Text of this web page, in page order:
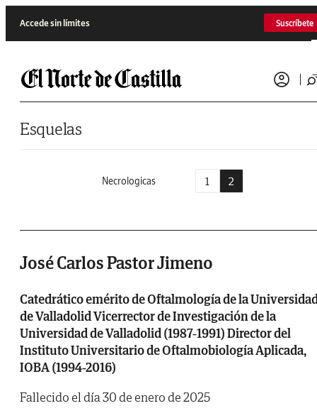
Accede sin límites Suscríbete
Esquelas
Necrologicas 1 2
José Carlos Pastor Jimeno
Catedrático emérito de Oftalmología de la
de Valladolid Vicerrector de Investigación de la
Universidad de Valladolid (1987-1991) Director del
Instituto Universitario de Oftalmobiología Aplicada,
IOBA (1994-2016)
Fallecido el día 30 de enero de 2025